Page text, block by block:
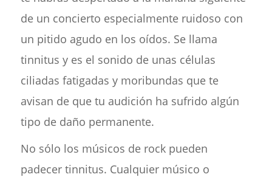
de un concierto especialmente ruidoso con
un pitido agudo en los oídos. Se llama
tinnitus y es el sonido de unas células
ciliadas fatigadas y moribundas que te
avisan de que tu audición ha sufrido algún
tipo de daño permanente.
No sólo los músicos de rock pueden
padecer tinnitus. Cualquier músico o